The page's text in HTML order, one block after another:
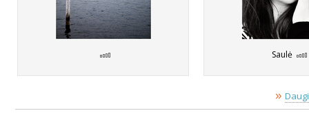
Saulė
»